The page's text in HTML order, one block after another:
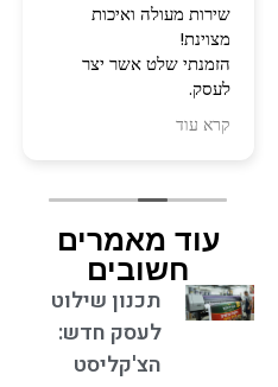
שירות מעולה ואיכות
מצוינת!
הזמנתי שלט אשר יצר
לעסק.
הגיע ממש מהר ויצא נהדר!
ממליצה בחום!
קרא עוד
עוד מאמרים
חשובים
תכנון שילוט
לעסק חדש:
הצ'קליסט